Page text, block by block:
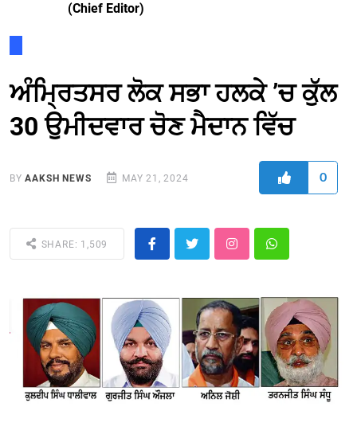
(Chief Editor)
ਅੰਮ੍ਰਿਤਸਰ ਲੋਕ ਸਭਾ ਹਲਕੇ ’ਚ ਕੁੱਲ
30 ਉਮੀਦਵਾਰ ਚੋਣ ਮੈਦਾਨ ਵਿੱਚ
BYAAKSH NEWS MAY 21, 2024 0
SHARE: 1,509